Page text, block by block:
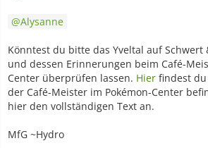
Alysanne
Könntest du bitte das Yveltal auf Schwert
und dessen Erinnerungen beim Café-
Center überprüfen lassen. Hier findest
der Café-Meister im Pokémon-Center
hier den vollständigen Text an.
MfG ~Hydro